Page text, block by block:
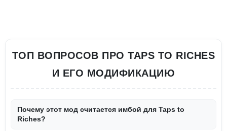
ТОП ВОПРОСОВ ПРО TAPS TO RICHES
И ЕГО МОДИФИКАЦИЮ
Почему этот мод считается имбой для Taps to
Riches?